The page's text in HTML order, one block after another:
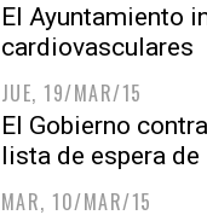
El Ayuntamiento
cardiovasculares
JUE, 19/MAR/15
El Gobierno
lista de espera
MAR, 10/MAR/15